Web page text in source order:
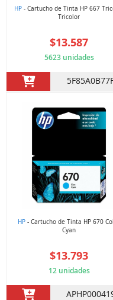
HP - Cartucho de Tinta HP 667
Tricolor
$13.587
5623 unidades
HP - Cartucho de Tinta HP 670
Cyan
$13.793
12 unidades